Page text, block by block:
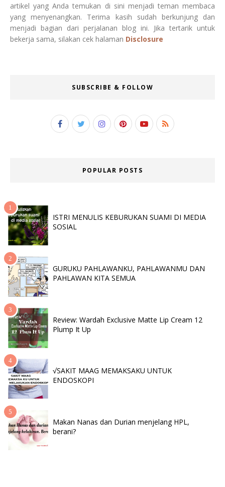
artikel yang Anda temukan di sini menjadi teman membaca
yang menyenangkan. Terima kasih sudah berkunjung dan
menjadi bagian dari perjalanan blog ini. Jika tertarik untuk
bekerja sama, silakan cek halaman Disclosure
SUBSCRIBE & FOLLOW
POPULAR POSTS
ISTRI MENULIS KEBURUKAN SUAMI DI MEDIA
SOSIAL
GURUKU PAHLAWANKU, PAHLAWANMU DAN
PAHLAWAN KITA SEMUA
Review: Wardah Exclusive Matte Lip Cream 12
Plump It Up
√SAKIT MAAG MEMAKSAKU UNTUK
ENDOSKOPI
Makan Nanas dan Durian menjelang HPL,
berani?